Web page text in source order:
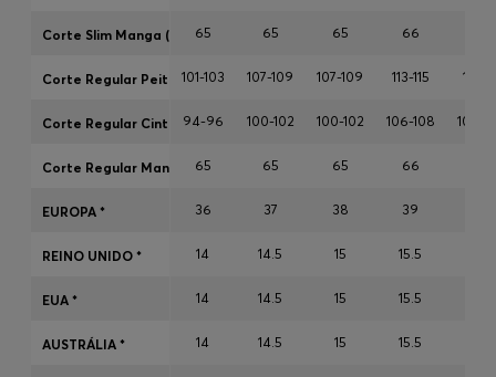
Favorito (Artigos)
Contacto e Serviço
65 65 65 66
101-103 107-109 107-109 113-115 113-
94-96 100-102 100-102 106-108 106-
65 65 65 66
36 37 38 39
14 14.5 15 15.5
14 14.5 15 15.5
14 14.5 15 15.5
Corte Slim Manga (cm)
Corte Regular Peito (cm)
Corte Regular Cintura (cm)
Corte Regular Manga (cm)
EUROPA *
REINO UNIDO *
EUA *
AUSTRÁLIA *